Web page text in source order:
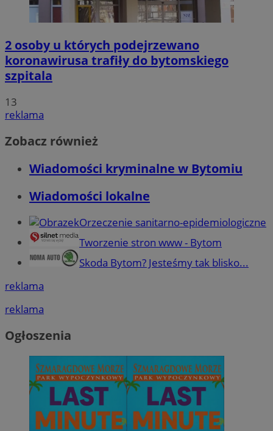
2 osoby u których podejrzewano
koronawirusa trafiły do bytomskiego
szpitala
13
reklama
Zobacz również
Wiadomości kryminalne w Bytomiu
Wiadomości lokalne
Orzeczenie sanitarno-epidemiologiczne
Tworzenie stron www - Bytom
Skoda Bytom? Jesteśmy tak blisko...
reklama
reklama
Ogłoszenia